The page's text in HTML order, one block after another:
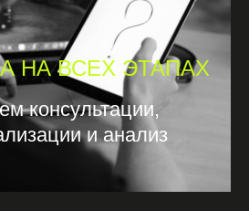
НА ВСЕХ ЭТАПАХ
консультации,
и анализ